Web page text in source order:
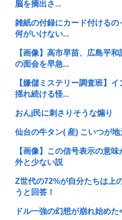
脳を摘出さ...
雑紙の付録にカード付ける
何がいけない...
【画像】高市早苗、広島平
の面会を早急...
【嫌儲ミステリー調査班】
揺れ続ける怪...
おんj民に刺さりそうな煽り
仙台の牛タン( 産) こいつが
【画像】この信号表示の意
外と少ない説
Z世代の72%が自分たちは上
うと回答！
ドル一強の幻想が崩れ始め